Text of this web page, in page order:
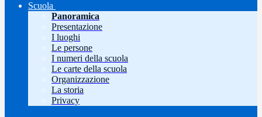
Scuola
Panoramica
Presentazione
I luoghi
Le persone
I numeri della scuola
Le carte della scuola
Organizzazione
La storia
Privacy